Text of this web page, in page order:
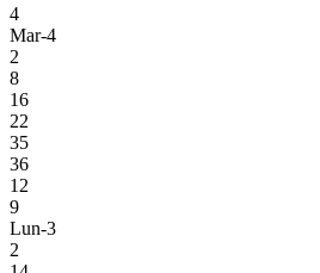
4
Mar-4
2
8
16
22
35
36
12
9
Lun-3
2